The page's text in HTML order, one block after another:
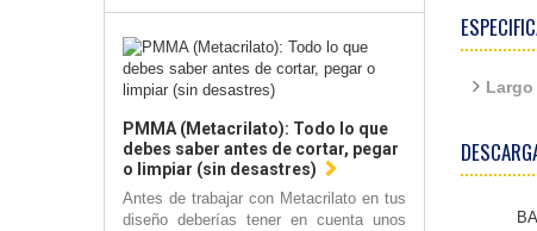
PMMA (Metacrilato): Todo lo que
debes saber antes de cortar, pegar
o limpiar (sin desastres)
Antes de trabajar con Metacrilato en tus
diseño deberías tener en cuenta unos
Largo